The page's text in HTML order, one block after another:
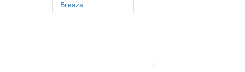
Breaza